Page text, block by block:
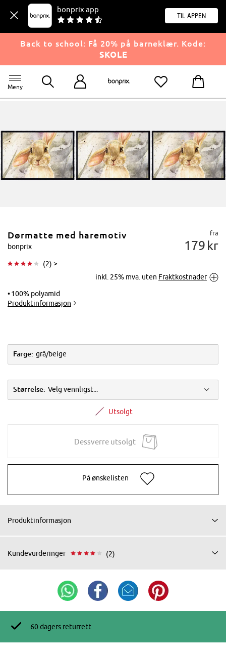
bonprix app
til appen
Back to school: Få 20% på barneklær. Kode:
SKOLE
Meny
Trykk for å
Dørmatte med haremotiv
bonprix
(2) >
fra
179 kr
inkl. 25% mva. uten Fraktkostnader
100% polyamid
Produktinformasjon
Farge: grå/beige
Størrelse: Velg vennligst...
Utsolgt
Dessverre utsolgt
På ønskelisten
Produktinformasjon
Kundevurderinger (2)
60 dagers returrett